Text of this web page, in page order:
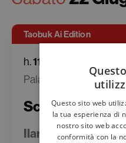
Taobuk Ai Edition
h.11:00
Palazzo Corvaja
Scienza e
Ilaria Capua,
Questo sito web
la tua esperienza di
nostro sito web
conformità con la